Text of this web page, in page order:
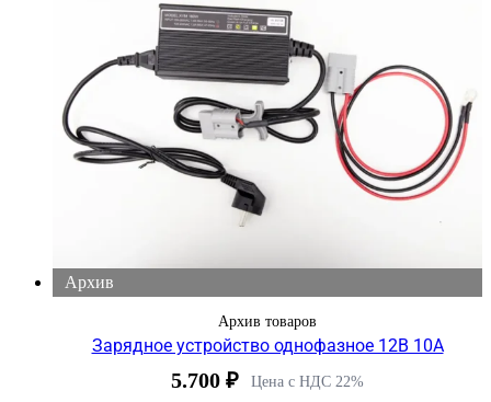
Архив
Архив товаров
Зарядное устройство однофазное 12В 10А
5.700 ₽ Цена с НДС 22%